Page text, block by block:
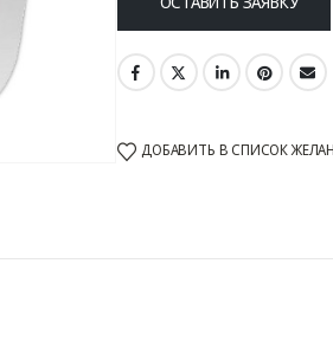
ДОБАВИТЬ В СПИСОК